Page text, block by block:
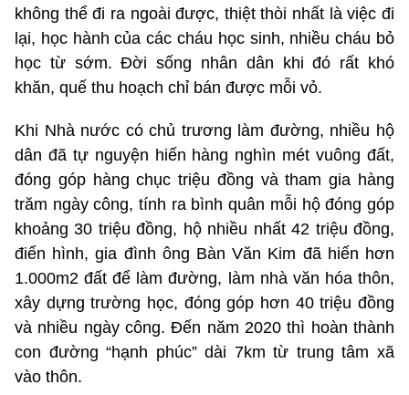
không thể đi ra ngoài được, thiệt thòi nhất là việc đi
lại, học hành của các cháu học sinh, nhiều cháu bỏ
học từ sớm. Đời sống nhân dân khi đó rất khó
khăn, quế thu hoạch chỉ bán được mỗi vỏ.
Khi Nhà nước có chủ trương làm đường, nhiều hộ
dân đã tự nguyện hiến hàng nghìn mét vuông đất,
đóng góp hàng chục triệu đồng và tham gia hàng
trăm ngày công, tính ra bình quân mỗi hộ đóng góp
khoảng 30 triệu đồng, hộ nhiều nhất 42 triệu đồng,
điển hình, gia đình ông Bàn Văn Kim đã hiến hơn
1.000m2 đất để làm đường, làm nhà văn hóa thôn,
xây dựng trường học, đóng góp hơn 40 triệu đồng
và nhiều ngày công. Đến năm 2020 thì hoàn thành
con đường “hạnh phúc” dài 7km từ trung tâm xã
vào thôn.